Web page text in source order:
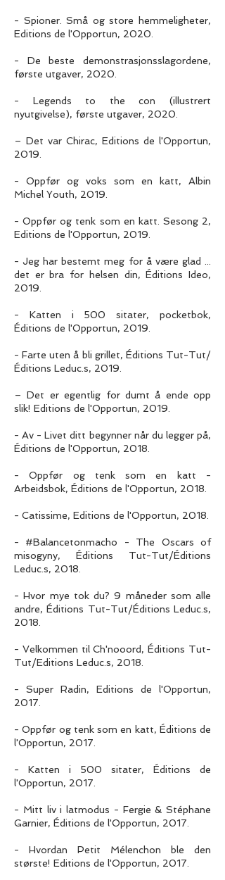
- Spioner. Små og store hemmeligheter,
Editions de l'Opportun, 2020.
- De beste demonstrasjonsslagordene,
første utgaver, 2020.
- Legends to the con (illustrert
nyutgivelse), første utgaver, 2020.
– Det var Chirac, Editions de l'Opportun,
2019.
- Oppfør og voks som en katt, Albin
Michel Youth, 2019.
- Oppfør og tenk som en katt. Sesong 2,
Editions de l'Opportun, 2019.
- Jeg har bestemt meg for å være glad ...
det er bra for helsen din, Éditions Ideo,
2019.
- Katten i 500 sitater, pocketbok,
Éditions de l'Opportun, 2019.
- Farte uten å bli grillet, Éditions Tut-Tut/
Éditions Leduc.s, 2019.
– Det er egentlig for dumt å ende opp
slik! Editions de l'Opportun, 2019.
- Av - Livet ditt begynner når du legger på,
Éditions de l'Opportun, 2018.
- Oppfør og tenk som en katt -
Arbeidsbok, Éditions de l'Opportun, 2018.
- Catissime, Editions de l'Opportun, 2018.
- #Balancetonmacho - The Oscars of
misogyny, Éditions Tut-Tut/Éditions
Leduc.s, 2018.
- Hvor mye tok du? 9 måneder som alle
andre, Éditions Tut-Tut/Éditions Leduc.s,
2018.
- Velkommen til Ch'nooord, Éditions Tut-
Tut/Editions Leduc.s, 2018.
- Super Radin, Editions de l'Opportun,
2017.
- Oppfør og tenk som en katt, Éditions de
l'Opportun, 2017.
- Katten i 500 sitater, Éditions de
l'Opportun, 2017.
- Mitt liv i latmodus - Fergie & Stéphane
Garnier, Éditions de l'Opportun, 2017.
- Hvordan Petit Mélenchon ble den
største! Editions de l'Opportun, 2017.